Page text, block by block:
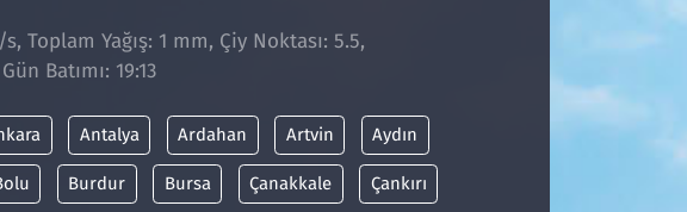
Toplam Yağış: 1 mm, Çiy Noktası: 5.5,
Batımı: 19:13
Antalya Ardahan Artvin Aydın
Burdur Bursa Çanakkale Çankırı